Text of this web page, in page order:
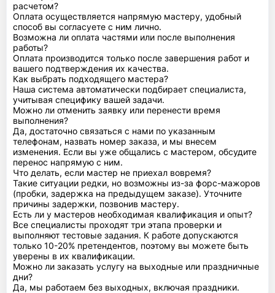
расчетом?
Оплата осуществляется напрямую мастеру, удобный
способ вы согласуете с ним лично.
Возможна ли оплата частями или после выполнения
работы?
Оплата производится только после завершения работ и
вашего подтверждения их качества.
Как выбрать подходящего мастера?
Наша система автоматически подбирает специалиста,
учитывая специфику вашей задачи.
Можно ли отменить заявку или перенести время
выполнения?
Да, достаточно связаться с нами по указанным
телефонам, назвать номер заказа, и мы внесем
изменения. Если вы уже общались с мастером, обсудите
перенос напрямую с ним.
Что делать, если мастер не приехал вовремя?
Такие ситуации редки, но возможны из-за форс-мажоров
(пробки, задержка на предыдущем заказе). Уточните
причины задержки, позвонив мастеру.
Есть ли у мастеров необходимая квалификация и опыт?
Все специалисты проходят три этапа проверки и
выполняют тестовые задания. К работе допускаются
только 10-20% претендентов, поэтому вы можете быть
уверены в их квалификации.
Можно ли заказать услугу на выходные или праздничные
дни?
Да, мы работаем без выходных, включая праздники.